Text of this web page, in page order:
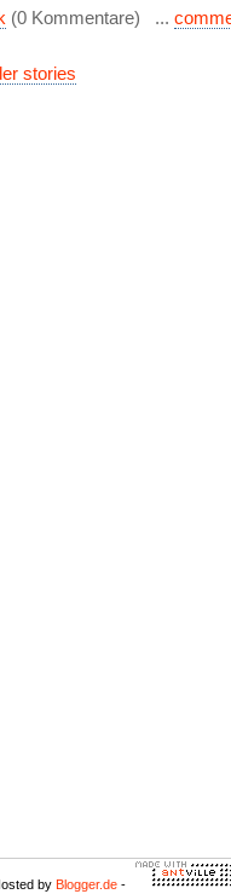
(0 Kommentare) ...
stories
by Blogger.de -